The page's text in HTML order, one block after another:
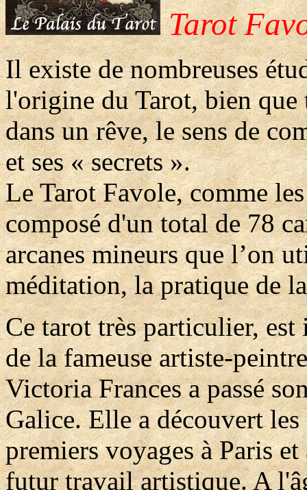
Tarot
Il existe de nombreuses
l'origine du Tarot, bien que
dans un rêve, le sens de
et ses « secrets ».
Le Tarot Favole, comme
composé d'un total de 78
arcanes mineurs que l’on
méditation, la pratique de
Ce tarot très particulier, est
de la fameuse artiste-
Victoria Frances a passé
Galice. Elle a découvert les
premiers voyages à Paris
futur travail artistique. A